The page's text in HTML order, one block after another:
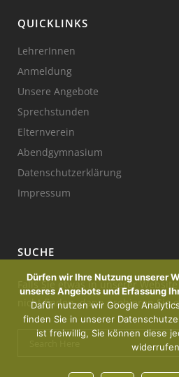
QUICKLINKS
LehrerInnen
Anmeldung
Unsere Angebote
Sprechstunden
Elternverein
Abendgymnasium
Datenschutzerklärung
Impressum
SUCHE
Falls Sie etwas in unserer
nicht finden, dann probieren Sie
Dürfen wir Ihre Nutzung unserer
unseres Angebots und Erfassung
Dafür nutzen wir Google
finden Sie in unserer
ist freiwillig, Sie können diese